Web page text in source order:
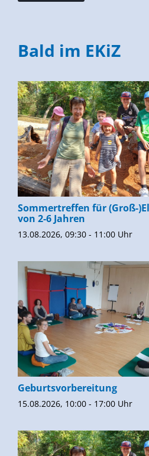
Bald im EKiZ
Sommertreffen für (Groß-
von 2-6 Jahren
13.08.2026, 09:30 - 11:00 Uhr
Geburtsvorbereitung
15.08.2026, 10:00 - 17:00 Uhr